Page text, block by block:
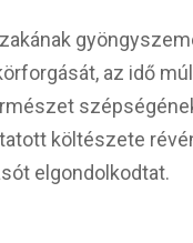
az idő
költészete
elgondolkodtat.